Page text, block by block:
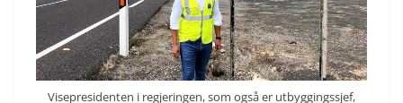
Visepresidenten i regjeringen, som også er utbyggingssjef,